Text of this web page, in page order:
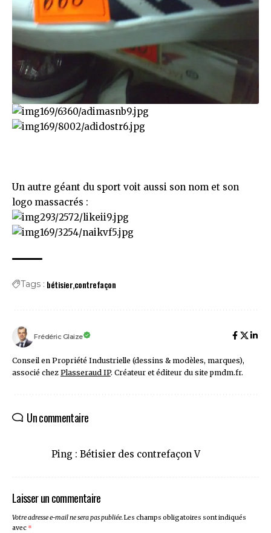
Un autre géant du sport voit aussi son nom et son
logo massacrés :
Tags : bétisiercontrefaçon
Frédéric Glaize
Conseil en Propriété Industrielle (dessins & modèles, marques),
associé chez Plasseraud IP. Créateur et éditeur du site pmdm.fr.
Un commentaire
Ping : Bétisier des contrefaçon V
Laisser un commentaire
Votre adresse e-mail ne sera pas publiée.Les champs obligatoires sont indiqués
avec *